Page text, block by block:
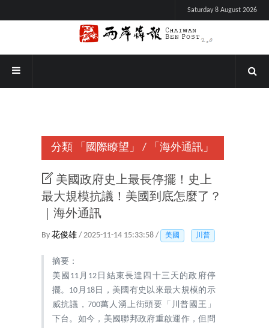
Saturday 8 August 2026
分類 「國際瞭望」 / 「海外通訊」
美國政府史上最長停擺！史上
最大規模抗議！美國到底怎麼了？
｜海外通訊
By 花俊雄 / 2025-11-14 15:33:58 / 美國 川普
摘要：
美國11月12日結束長達四十三天的政府停
擺。10月18日，美國有史以來最大規模的示
威抗議，700萬人湧上街頭要「川普國王」
下台。如今，美國聯邦政府重啟運作，但問